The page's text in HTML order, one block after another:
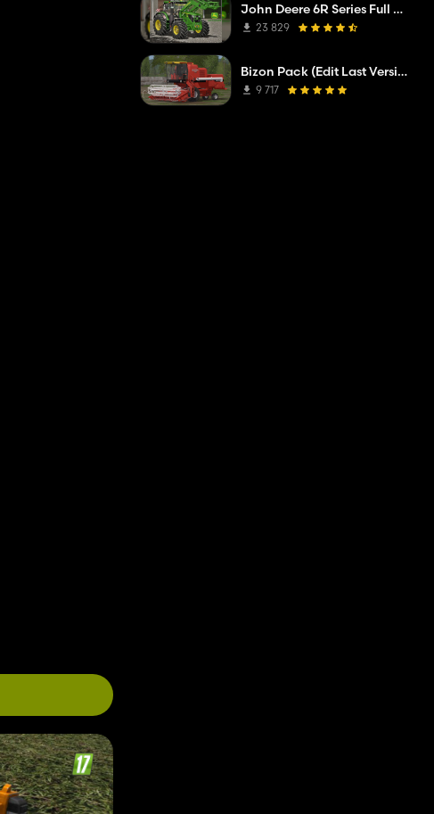
John Deere 6R Series Full Pack
23 829
Bizon Pack (Edit Last Version)
9 717